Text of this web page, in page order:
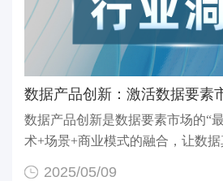
数据产品创新：激活数据要素
数据产品创新是数据要素市场的“
术+场景+商业模式的融合，让数
2025/05/09